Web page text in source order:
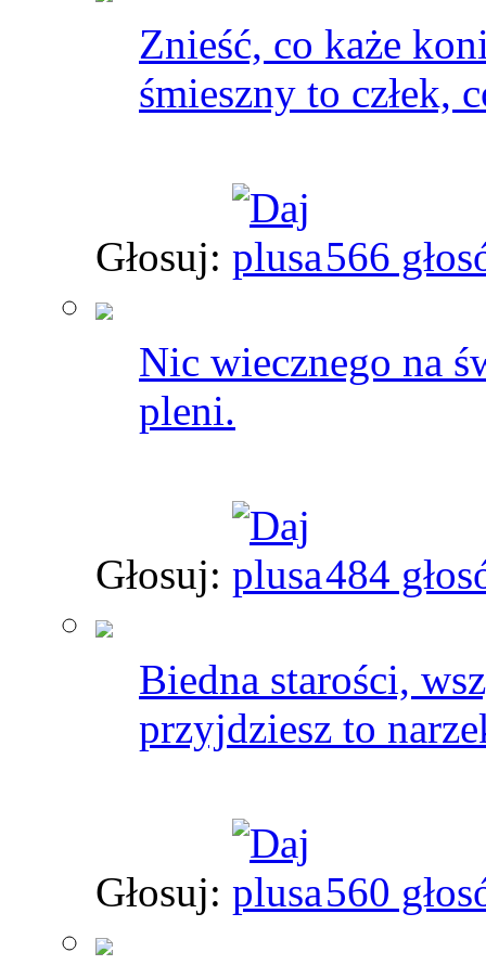
Znieść, co każe
śmieszny to człek,
Głosuj: 566
Nic wiecznego na
pleni.
Głosuj: 484
Biedna starości,
przyjdziesz to
Głosuj: 560